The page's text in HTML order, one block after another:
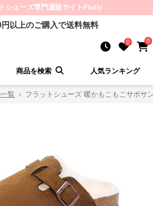
シューズ専門通販サイト Flatly
円以上のご購入で送料無料
0 0
商品を検索 人気ランキング
覧 › フラットシューズ 暖かもこもこサボサ